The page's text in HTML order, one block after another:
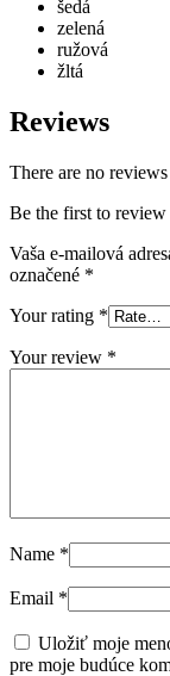
šedá
zelená
ružová
žltá
Reviews
There are no
Be the first to
Vaša e-mailová
označené *
Your rating *
Your review *
Name *
Email *
Uložiť moje
pre moje budúce